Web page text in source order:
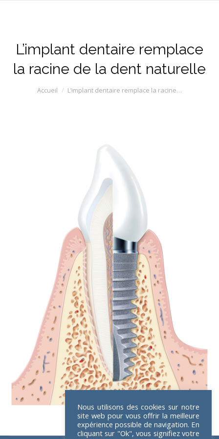
L’implant dentaire remplace
la racine de la dent naturelle
Vous êtes ici :
Accueil L’implant dentaire remplace la racine…
Nous utilisons des cookies sur notre
site web pour vous offrir la meilleure
expérience possible de navigation. En
cliquant sur "Ok", vous signifiez votre